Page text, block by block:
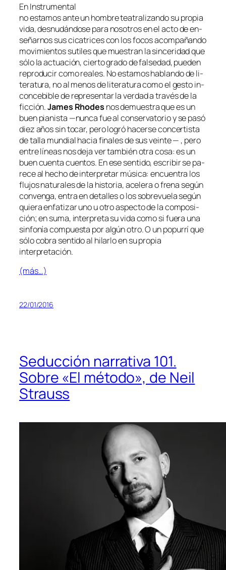
EnInstrumental
no es­ta­mos an­te un hom­bre tea­tra­li­zan­do su pro­pia
vi­da, des­nu­dán­do­se pa­ra no­so­tros en el ac­to de en­
se­ñar­nos sus ci­ca­tri­ces con los fo­cos acom­pa­ñan­do
mo­vi­mien­tos su­ti­les que mues­tran la sin­ce­ri­dad que
só­lo la ac­tua­ción, cier­to gra­do de fal­se­dad, pue­den
re­pro­du­cir co­mo reales. No es­ta­mos ha­blan­do de li­
te­ra­tu­ra, no al me­nos de li­te­ra­tu­ra co­mo el ges­to in­
con­ce­bi­ble de re­pre­sen­tar la ver­dad a tra­vés de la
fic­ción.James Rhodes nos de­mues­tra que es un
buen pia­nis­ta —nun­ca fue al con­ser­va­to­rio y se pa­só
diez años sin to­car, pe­ro lo­gró ha­cer­se con­cer­tis­ta
de ta­lla mun­dial ha­cia fi­na­les de sus vein­te — , pe­ro
en­tre lí­neas nos de­ja ver tam­bién otra co­sa: es un
buen cuen­ta cuen­tos. En ese sen­ti­do, es­cri­bir se pa­
re­ce al he­cho de in­ter­pre­tar mú­si­ca: en­cuen­tra los
flu­jos na­tu­ra­les de la his­to­ria, ace­le­ra o fre­na se­gún
con­ven­ga, en­tra en de­ta­lles o los so­bre­vue­la se­gún
quie­ra en­fa­ti­zar uno u otro as­pec­to de la com­po­si­
ción; en su­ma, in­ter­pre­ta su vi­da co­mo si fue­ra una
sin­fo­nía com­pues­ta por al­gún otro. O unpo­pu­rríque
só­lo co­bra sen­ti­do al hi­lar­lo en su pro­pia
interpretación.
(más…)
22/01/2016
Seducción narrativa 101.
Sobre «El método», de Neil
Strauss